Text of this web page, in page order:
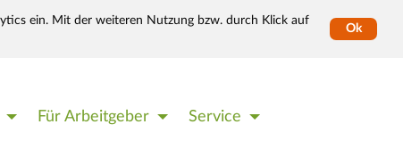
ein. Mit der weiteren Nutzung bzw. durch Klick auf
Ok
Für Arbeitgeber Service